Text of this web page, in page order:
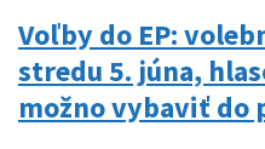
Voľby do EP:
stredu 5. júna,
možno vybaviť do